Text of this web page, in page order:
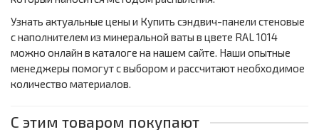
Узнать актуальные цены и Купить сэндвич-панели стеновые
с наполнителем из минеральной ваты в цвете RAL 1014
можно онлайн в каталоге на нашем сайте. Наши опытные
менеджеры помогут с выбором и рассчитают необходимое
количество материалов.
С этим товаром покупают